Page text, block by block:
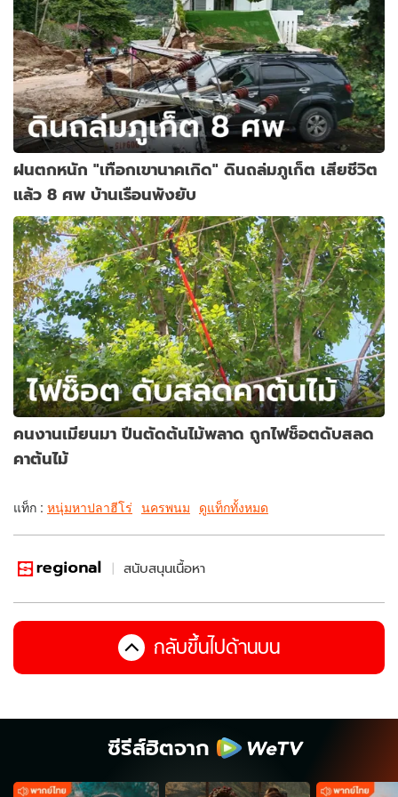
ฝนตกหนัก "เทือกเขานาคเกิด" ดินถล่มภูเก็ต เสียชีวิต
แล้ว 8 ศพ บ้านเรือนพังยับ
คนงานเมียนมา ปีนตัดต้นไม้พลาด ถูกไฟช็อตดับสลด
คาต้นไม้
แท็ก : หนุ่มหาปลาฮีโร่ นครพนม ดูแท็กทั้งหมด
สนับสนุนเนื้อหา
กลับขึ้นไปด้านบน
ซีรีส์ฮิตจาก